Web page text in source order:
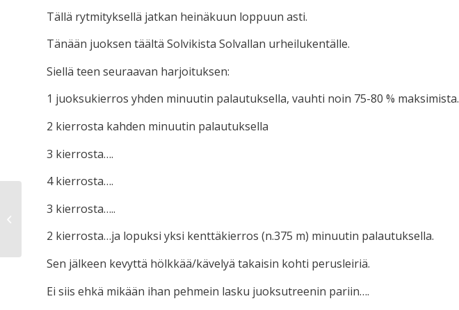
Tällä rytmityksellä jatkan heinäkuun loppuun asti.
Tänään juoksen täältä Solvikista Solvallan urheilukentälle.
Siellä teen seuraavan harjoituksen:
1 juoksukierros yhden minuutin palautuksella, vauhti noin 75-80 % maksimista.
2 kierrosta kahden minuutin palautuksella
3 kierrosta….
4 kierrosta….
3 kierrosta…..
2 kierrosta…ja lopuksi yksi kenttäkierros (n.375 m) minuutin palautuksella.
Sen jälkeen kevyttä hölkkää/kävelyä takaisin kohti perusleiriä.
Ei siis ehkä mikään ihan pehmein lasku juoksutreenin pariin….